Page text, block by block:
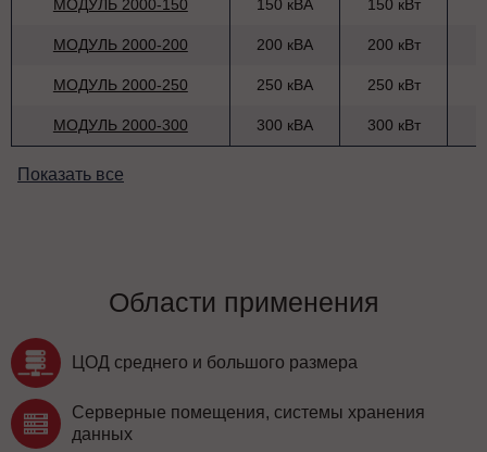
МОДУЛЬ 2000-150 150 кВА 150 кВт
МОДУЛЬ 2000-200 200 кВА 200 кВт
МОДУЛЬ 2000-250 250 кВА 250 кВт
МОДУЛЬ 2000-300 300 кВА 300 кВт
Показать все
Области применения
ЦОД среднего и большого размера
Серверные помещения, системы хранения
данных